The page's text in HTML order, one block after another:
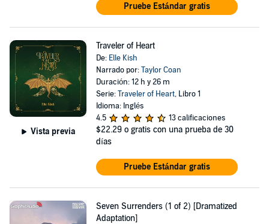
Pruebe Estándar gratis
Vista previa
Traveler of Heart
De: Elle Kish
Narrado por:Taylor Coan
Duración: 12 h y 26 m
Serie:Traveler of Heart, Libro 1
Idioma: Inglés
4.5
13 calificaciones
$22.29 o gratis con una prueba de 30
días
Pruebe Estándar gratis
Seven Surrenders (1 of 2) [Dramatized
Adaptation]